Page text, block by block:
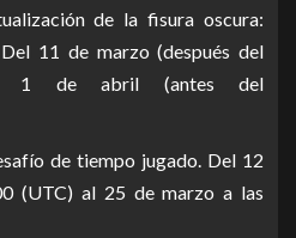
de la fisura oscura:
11 de marzo (después del
al 1 de abril (antes del
de tiempo jugado. Del 12
(UTC) al 25 de marzo a las